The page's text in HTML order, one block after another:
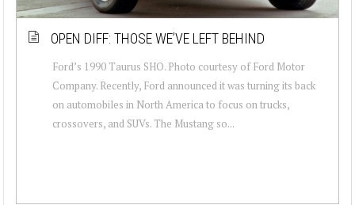
OPEN DIFF: THOSE WE’VE LEFT BEHIND
Ford’s 1990 Taurus SHO. Photo courtesy of Ford Motor
Company. Recently, Ford announced it was turning its back
on automobiles in North America to focus on trucks,
crossovers, and SUVs. The Mustang so...